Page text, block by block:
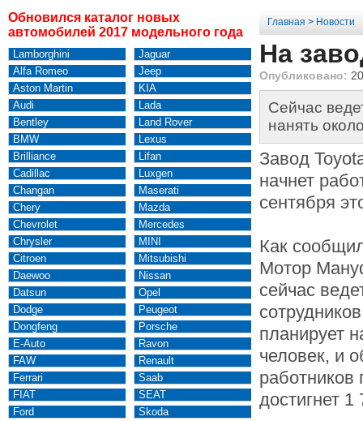
Обновился каталог новых
автомобилей 2017 модельного года
Lamborghini
Alfa Romeo
Aston Martin
Audi
Bentley
BMW
Brilliance
Cadillac
Changan
Chery
Chevrolet
Chrysler
Citroen
Daewoo
Datsun
Dodge
Dongfeng
E-Auto
FAW
Ferrari
FIAT
Ford
Jaguar
Jeep
KIA
Lada
Land Rover
Lexus
Lifan
Luxgen
Maserati
Mazda
Mercedes
MINI
Mitsubishi
Nissan
Opel
Peugeot
Porsche
Ravon
Renault
Saab
SEAT
Skoda
Главная > Новости
На
Опубликовано:
Сейчас
нанять
Завод
начнет
сентября
Как
Мотор
сейчас
планирует
человек, и
работников
достигнет 1